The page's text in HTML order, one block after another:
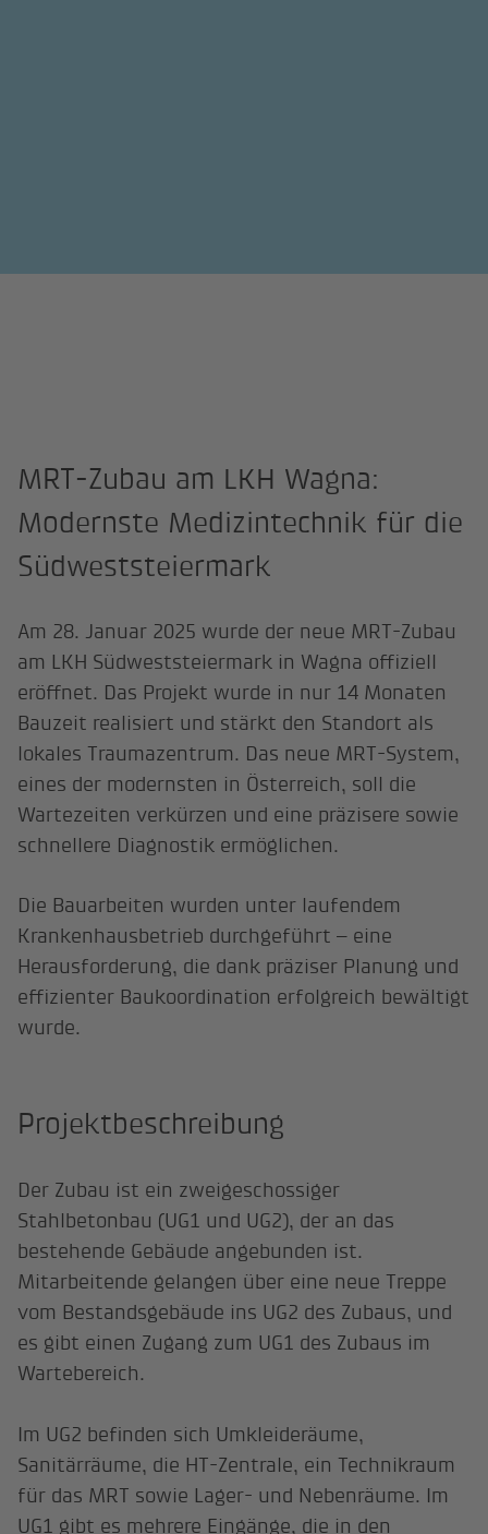
MRT-Zubau am LKH Wagna:
Modernste Medizintechnik für die
Südweststeiermark
Am 28. Januar 2025 wurde der neue MRT-Zubau
am LKH Südweststeiermark in Wagna offiziell
eröffnet. Das Projekt wurde in nur 14 Monaten
Bauzeit realisiert und stärkt den Standort als
lokales Traumazentrum. Das neue MRT-System,
eines der modernsten in Österreich, soll die
Wartezeiten verkürzen und eine präzisere sowie
schnellere Diagnostik ermöglichen.
Die Bauarbeiten wurden unter laufendem
Krankenhausbetrieb durchgeführt – eine
Herausforderung, die dank präziser Planung und
effizienter Baukoordination erfolgreich bewältigt
wurde.
Projektbeschreibung
Der Zubau ist ein zweigeschossiger
Stahlbetonbau (UG1 und UG2), der an das
bestehende Gebäude angebunden ist.
Mitarbeitende gelangen über eine neue Treppe
vom Bestandsgebäude ins UG2 des Zubaus, und
es gibt einen Zugang zum UG1 des Zubaus im
Wartebereich.
Im UG2 befinden sich Umkleideräume,
Sanitärräume, die HT-Zentrale, ein Technikraum
für das MRT sowie Lager- und Nebenräume. Im
UG1 gibt es mehrere Eingänge, die in den